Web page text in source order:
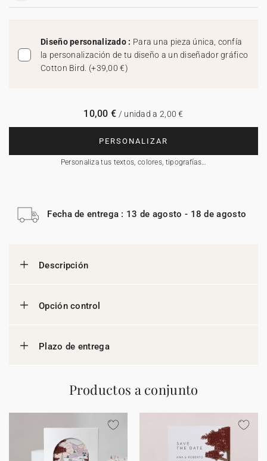
Diseño personalizado : Para una pieza única, confía
la personalización de tu diseño a un diseñador gráfico
Cotton Bird. (+39,00 €)
PERSONALIZAR
Personaliza tus textos, colores, tipografías…
10,00 € / unidad a 2,00 €
Fecha de entrega : 13 de agosto - 18 de agosto
Descripción
Opción control
Plazo de entrega
Productos a conjunto